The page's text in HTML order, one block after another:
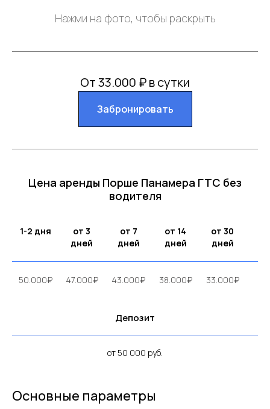
Нажми на фото, чтобы раскрыть
От 33.000 ₽ в сутки
Забронировать
Цена аренды Порше Панамера ГТС без
водителя
1-2 дня
от 3
дней
от 7
дней
от 14
дней
от 30
дней
50.000₽ 47.000₽ 43.000₽ 38.000₽ 33.000₽
Депозит
от 50 000 руб.
Основные параметры